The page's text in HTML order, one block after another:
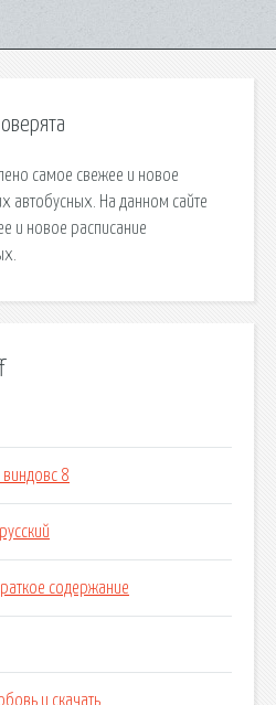
самое свежее и новое
автобусных. На данном сайте
и новое расписание
виндовс 8
содержание
и скачать